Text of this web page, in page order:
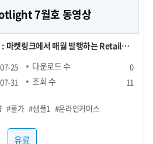
7월호 동영상
켓링크에서 매월 발행하는 Retail
상으로 제작한 파일
25 다운로드 수 0
31 조회 수 11
#물가 #샘플1 #온라인커머스
유료